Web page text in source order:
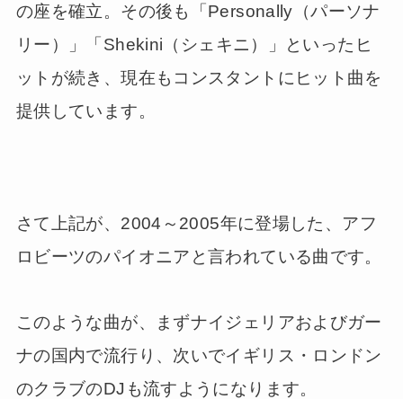
の座を確立。その後も「Personally（パーソナ
リー）」「Shekini（シェキニ）」といったヒ
ットが続き、現在もコンスタントにヒット曲を
提供しています。
さて上記が、2004～2005年に登場した、アフ
ロビーツのパイオニアと言われている曲です。
このような曲が、まずナイジェリアおよびガー
ナの国内で流行り、次いでイギリス・ロンドン
のクラブのDJも流すようになります。